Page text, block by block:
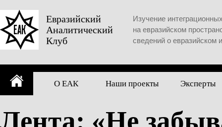
to
content
Евразийский
Аналитический
Клуб
Изучение
на евразийском
сведений о евразийском
О ЕАК Наши проекты Эксперты
Лента: «Не